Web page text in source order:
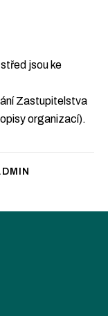
jsou ke
Zastupitelstva
organizací).